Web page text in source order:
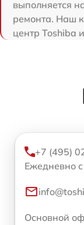
выполняется
ремонта. Наш
центр Toshiba
+7 (495)
Ежедневно
Основной